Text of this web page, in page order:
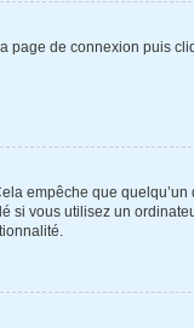
page de connexion puis
empêche que quelqu’un
si vous utilisez un